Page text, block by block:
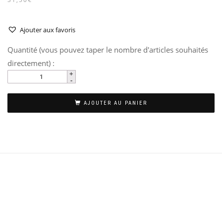
Ajouter aux favoris
Quantité (vous pouvez taper le nombre d'articles souhaités
directement) :
AJOUTER AU PANIER